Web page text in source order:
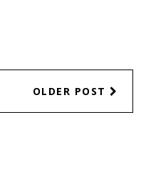
OLDER POST